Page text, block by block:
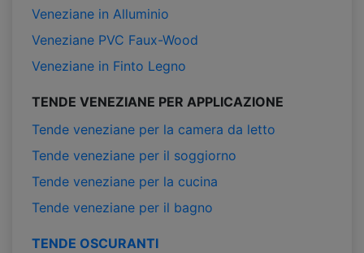
Veneziane in Alluminio
Veneziane PVC Faux-Wood
Veneziane in Finto Legno
TENDE VENEZIANE PER APPLICAZIONE
Tende veneziane per la camera da letto
Tende veneziane per il soggiorno
Tende veneziane per la cucina
Tende veneziane per il bagno
TENDE OSCURANTI